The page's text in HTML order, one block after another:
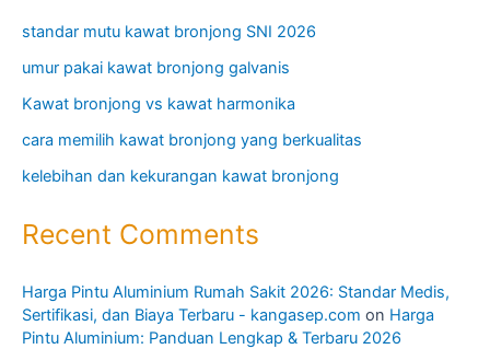
standar mutu kawat bronjong SNI 2026
umur pakai kawat bronjong galvanis
Kawat bronjong vs kawat harmonika
cara memilih kawat bronjong yang berkualitas
kelebihan dan kekurangan kawat bronjong
Recent Comments
Harga Pintu Aluminium Rumah Sakit 2026: Standar Medis,
Sertifikasi, dan Biaya Terbaru - kangasep.com on Harga
Pintu Aluminium: Panduan Lengkap & Terbaru 2026